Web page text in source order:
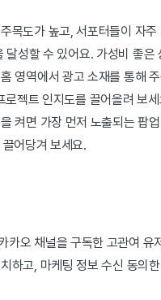
목도가 높고, 서포터들이 자
달성할 수 있어요. 가성비 좋
영역에서 광고 소재를 통해
로젝트 인지도를 끌어올려 보세
켜면 가장 먼저 노출되는 팝
어당겨 보세요.
카오 채널을 구독한 고관여 유
하고, 마케팅 정보 수신 동의